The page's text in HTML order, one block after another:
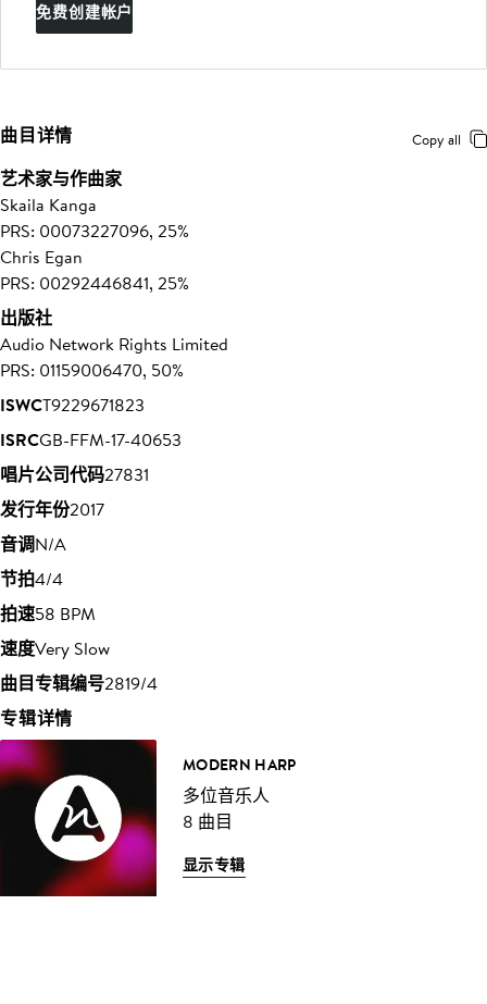
免费创建帐户
曲目详情 Copy all
艺术家与作曲家
Skaila Kanga
PRS: 00073227096, 25%
Chris Egan
PRS: 00292446841, 25%
出版社
Audio Network Rights Limited
PRS: 01159006470, 50%
ISWCT9229671823
ISRCGB-FFM-17-40653
唱片公司代码27831
发行年份2017
音调N/A
节拍4/4
拍速58 BPM
速度Very Slow
曲目专辑编号2819/4
专辑详情
MODERN HARP
多位音乐人
8 曲目
显示专辑